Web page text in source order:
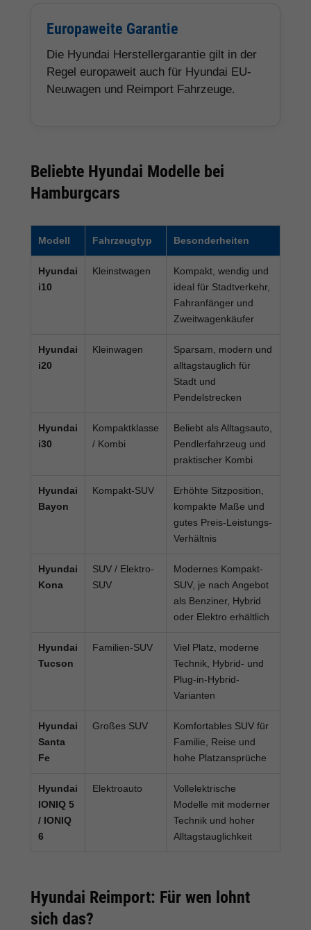
Europaweite Garantie
Die Hyundai Herstellergarantie gilt in der
Regel europaweit auch für Hyundai EU-
Neuwagen und Reimport Fahrzeuge.
Beliebte Hyundai Modelle bei
Hamburgcars
Modell Fahrzeugtyp Besonderheiten
Hyundai
i10
Kleinstwagen
Kompakt, wendig und
ideal für Stadtverkehr,
Fahranfänger und
Zweitwagenkäufer
Hyundai
i20
Kleinwagen
Sparsam, modern und
alltagstauglich für
Stadt und
Pendelstrecken
Hyundai
i30
Kompaktklasse
/ Kombi
Beliebt als Alltagsauto,
Pendlerfahrzeug und
praktischer Kombi
Hyundai
Bayon
Kompakt-SUV
Erhöhte Sitzposition,
kompakte Maße und
gutes Preis-Leistungs-
Verhältnis
Hyundai
Kona
SUV / Elektro-
SUV
Modernes Kompakt-
SUV, je nach Angebot
als Benziner, Hybrid
oder Elektro erhältlich
Hyundai
Tucson
Familien-SUV
Viel Platz, moderne
Technik, Hybrid- und
Plug-in-Hybrid-
Varianten
Hyundai
Santa
Fe
Großes SUV
Komfortables SUV für
Familie, Reise und
hohe Platzansprüche
Hyundai
IONIQ 5
/ IONIQ
6
Elektroauto
Vollelektrische
Modelle mit moderner
Technik und hoher
Alltagstauglichkeit
Hyundai Reimport: Für wen lohnt
sich das?